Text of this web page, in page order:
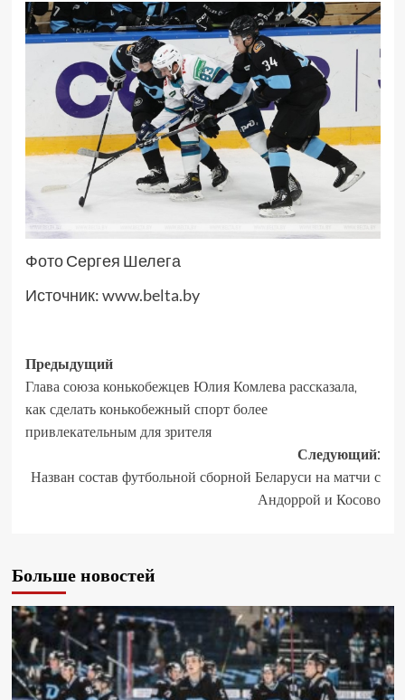
Фото Сергея Шелега
Источник:www.belta.by
Предыдущий
Глава союза конькобежцев Юлия Комлева рассказала,
как сделать конькобежный спорт более
привлекательным для зрителя
Следующий:
Назван состав футбольной сборной Беларуси на матчи с
Андоррой и Косово
Больше новостей